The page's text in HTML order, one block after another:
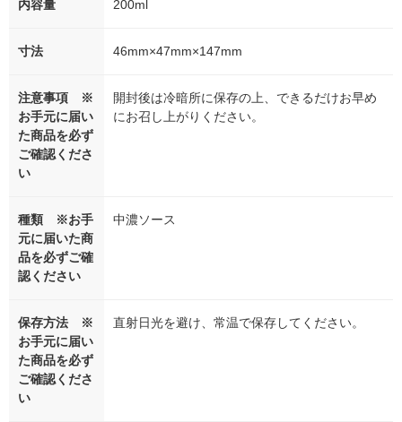
内容量 200ml
寸法 46mm×47mm×147mm
注意事項 ※
お手元に届い
た商品を必ず
ご確認くださ
い
開封後は冷暗所に保存の上、できるだけお早め
にお召し上がりください。
種類 ※お手
元に届いた商
品を必ずご確
認ください
中濃ソース
保存方法 ※
お手元に届い
た商品を必ず
ご確認くださ
い
直射日光を避け、常温で保存してください。